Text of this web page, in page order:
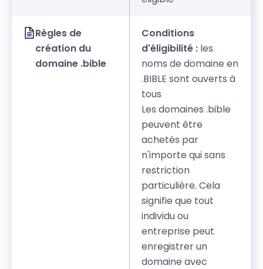
Règles de
création du
domaine .bible
Conditions
d'éligibilité : les
noms de domaine en
.BIBLE sont ouverts à
tous
Les domaines .bible
peuvent être
achetés par
n'importe qui sans
restriction
particulière. Cela
signifie que tout
individu ou
entreprise peut
enregistrer un
domaine avec